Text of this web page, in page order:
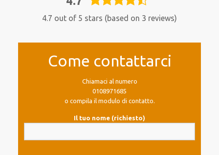
4.7 out of 5 stars (based on 3 reviews)
Come contattarci
Chiamaci al numero
0108971685
o compila il modulo di contatto.
Il tuo nome (richiesto)